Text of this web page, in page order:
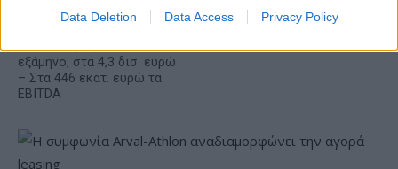
Data Deletion Data Access Privacy Policy
14% ο τζίρος στο α'
εξάμηνο, στα 4,3 δισ. ευρώ
– Στα 446 εκατ. ευρώ τα
EBITDA
την Ενέργεια